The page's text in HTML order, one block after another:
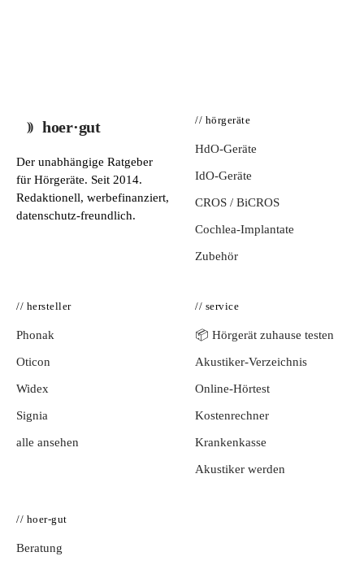
hoer·gut
Der unabhängige Ratgeber
für Hörgeräte. Seit 2014.
Redaktionell, werbefinanziert,
datenschutz-freundlich.
// hörgeräte
HdO-Geräte
IdO-Geräte
CROS / BiCROS
Cochlea-Implantate
Zubehör
// hersteller
Phonak
Oticon
Widex
Signia
alle ansehen
// service
📦 Hörgerät zuhause testen
Akustiker-Verzeichnis
Online-Hörtest
Kostenrechner
Krankenkasse
Akustiker werden
// hoer-gut
Beratung